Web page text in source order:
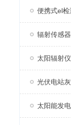
便携式el检
辐射传感器
太阳辐射仪
光伏电站
太阳能发